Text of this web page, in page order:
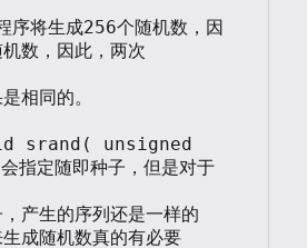
数，因此，两次
相同的。
定随即种子，但是对于
产生的序列还是一样的
随机数真的有必要